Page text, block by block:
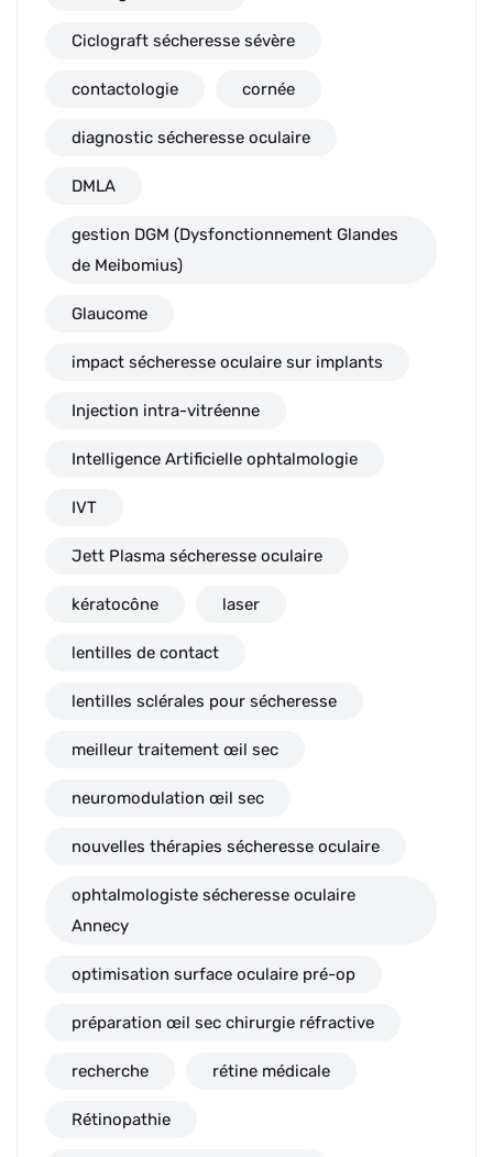
Ciclograft sécheresse sévère
contactologie cornée
diagnostic sécheresse oculaire
DMLA
gestion DGM (Dysfonctionnement Glandes
de Meibomius)
Glaucome
impact sécheresse oculaire sur implants
Injection intra-vitréenne
Intelligence Artificielle ophtalmologie
IVT
Jett Plasma sécheresse oculaire
kératocône laser
lentilles de contact
lentilles sclérales pour sécheresse
meilleur traitement œil sec
neuromodulation œil sec
nouvelles thérapies sécheresse oculaire
ophtalmologiste sécheresse oculaire
Annecy
optimisation surface oculaire pré-op
préparation œil sec chirurgie réfractive
recherche rétine médicale
Rétinopathie